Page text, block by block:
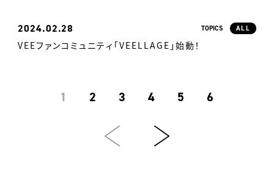
2024 02.28 TOPICS ALL
VEEファンコミュニティ「VEELLAGE」始動！
1 2 3 4 5 6